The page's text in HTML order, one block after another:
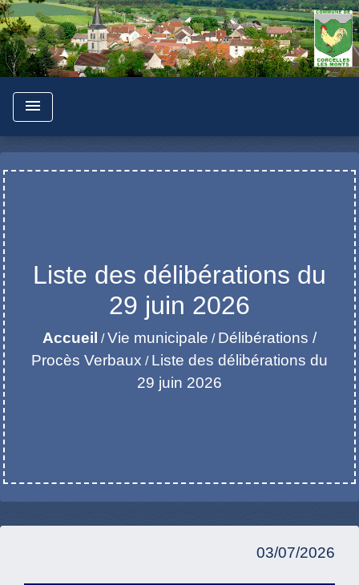
menu
Liste des délibérations du
29 juin 2026
Accueil /Vie municipale / Délibérations /
Procès Verbaux / Liste des délibérations du
29 juin 2026
03/07/2026